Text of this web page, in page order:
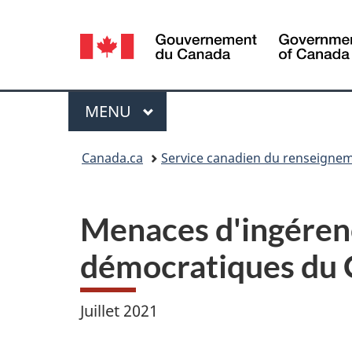
Sélection
de
la
langue
Menu
MENU PRINCIPAL
Canada.ca Service canadien du
Menaces
démocratiques du
Juillet 2021